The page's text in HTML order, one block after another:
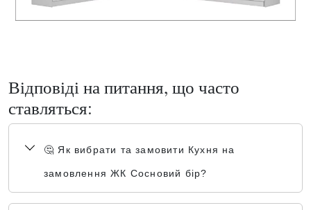
Відповіді на питання, що часто
ставляться:
🤔 Як вибрати та замовити Кухня на
замовлення ЖК Сосновий бір?